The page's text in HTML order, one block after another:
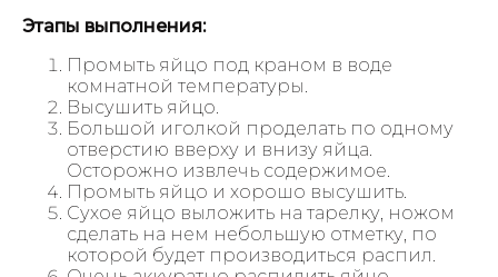
Этапы выполнения:
Промыть яйцо под краном в воде
комнатной температуры.
Высушить яйцо.
Большой иголкой проделать по одному
отверстию вверху и внизу яйца.
Осторожно извлечь содержимое.
Промыть яйцо и хорошо высушить.
Сухое яйцо выложить на тарелку, ножом
сделать на нем небольшую отметку, по
которой будет производиться распил.